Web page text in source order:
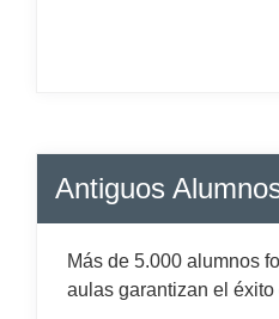
Antiguos
Más de 5.000 alumnos
aulas garantizan el